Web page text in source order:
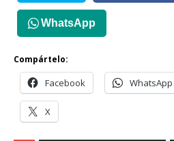
WhatsApp
Compártelo:
Facebook WhatsApp
X